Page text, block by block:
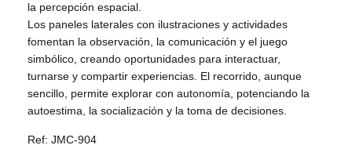
la percepción espacial.
Los paneles laterales con ilustraciones y actividades
fomentan la observación, la comunicación y el juego
simbólico, creando oportunidades para interactuar,
turnarse y compartir experiencias. El recorrido, aunque
sencillo, permite explorar con autonomía, potenciando la
autoestima, la socialización y la toma de decisiones.
Ref: JMC-904